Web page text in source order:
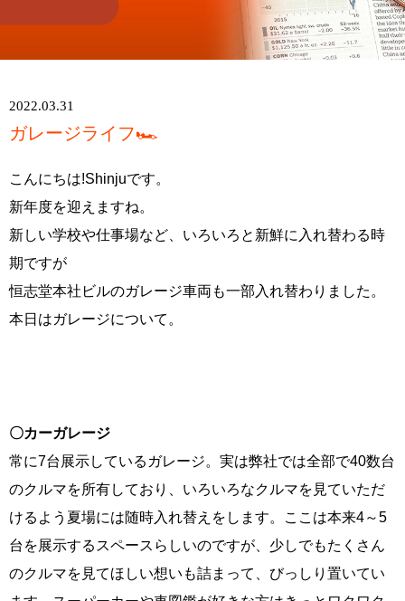
キ
ッ
2022.03.31
ガレージライフ🏎
こんにちは!Shinjuです。
新年度を迎えますね。
新しい学校や仕事場など、いろいろと新鮮に入れ替わる時
期ですが
恒志堂本社ビルのガレージ車両も一部入れ替わりました。
本日はガレージについて。
〇カーガレージ
常に7台展示しているガレージ。実は弊社では全部で40数台
のクルマを所有しており、いろいろなクルマを見ていただ
けるよう夏場には随時入れ替えをします。ここは本来4～5
台を展示するスペースらしいのですが、少しでもたくさん
のクルマを見てほしい想いも詰まって、びっしり置いてい